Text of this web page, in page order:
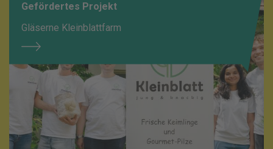
Gefördertes Projekt
Gläserne Kleinblattfarm